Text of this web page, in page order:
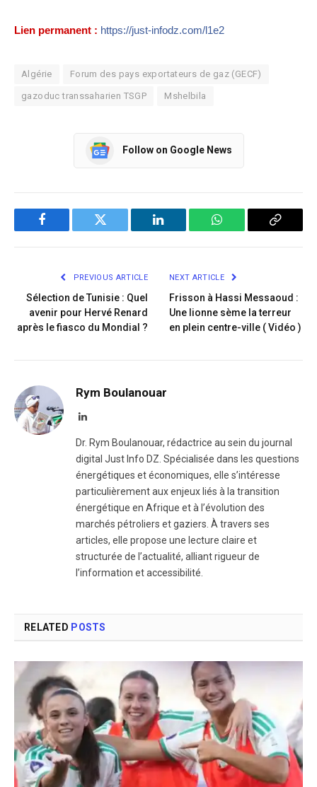
Lien permanent : https://just-infodz.com/l1e2
Algérie Forum des pays exportateurs de gaz (GECF)
gazoduc transsaharien TSGP Mshelbila
Follow on Google News
Facebook Twitter LinkedIn WhatsApp Copy
PREVIOUS ARTICLE
Sélection de Tunisie : Quel
avenir pour Hervé Renard
après le fiasco du Mondial ?​
NEXT ARTICLE
Frisson à Hassi Messaoud :
Une lionne sème la terreur
en plein centre-ville ( Vidéo )​
Rym Boulanouar
LinkedIn
Dr. Rym Boulanouar, rédactrice au sein du journal
digital Just Info DZ. Spécialisée dans les questions
énergétiques et économiques, elle s’intéresse
particulièrement aux enjeux liés à la transition
énergétique en Afrique et à l’évolution des
marchés pétroliers et gaziers. À travers ses
articles, elle propose une lecture claire et
structurée de l’actualité, alliant rigueur de
l’information et accessibilité.
RELATED POSTS